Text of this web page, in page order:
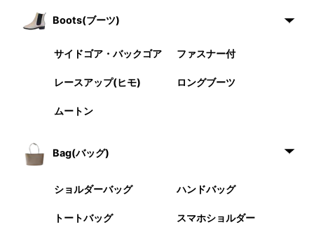
Boots(ブーツ)
サイドゴア・バックゴア ファスナー付
レースアップ(ヒモ) ロングブーツ
ムートン
Bag(バッグ)
ショルダーバッグ ハンドバッグ
トートバッグ スマホショルダー